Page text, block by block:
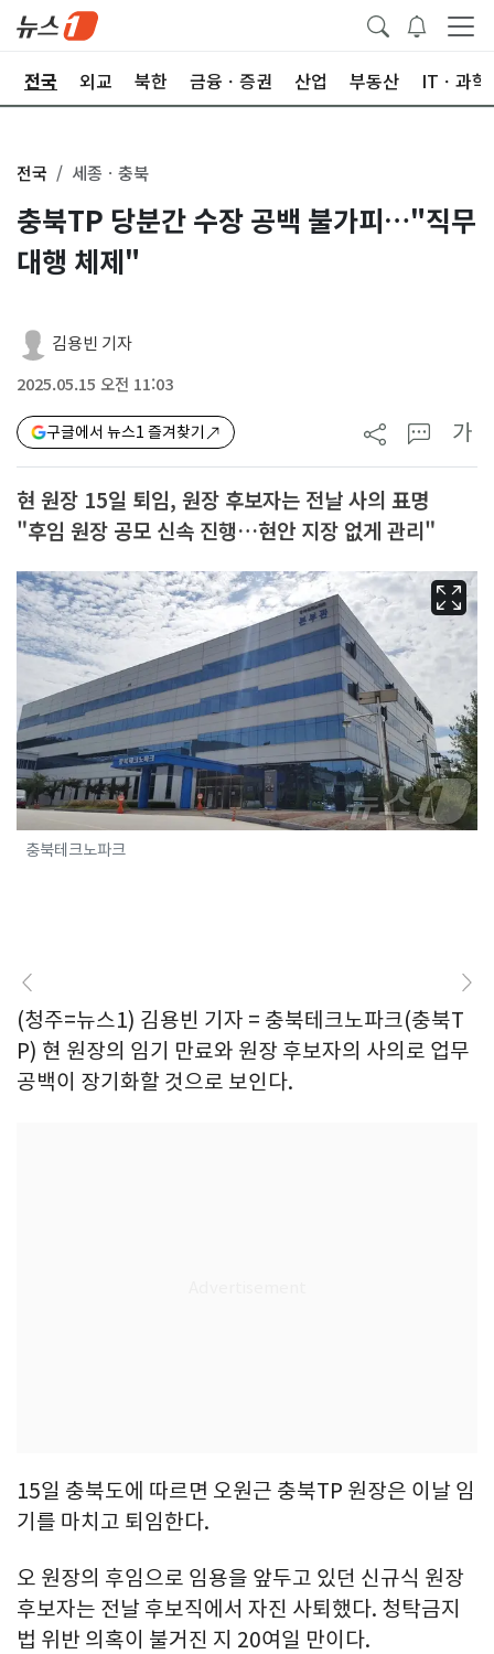
전국 외교 북한 금융ㆍ증권 산업 부동산 ITㆍ과학
전국 세종ㆍ충북
충북TP 당분간 수장 공백 불가피…"직무
대행 체제"
김용빈 기자
2025.05.15 오전 11:03
구글에서 뉴스1 즐겨찾기 가
현 원장 15일 퇴임, 원장 후보자는 전날 사의 표명
"후임 원장 공모 신속 진행…현안 지장 없게 관리"
충북테크노파크
(청주=뉴스1) 김용빈 기자 = 충북테크노파크(충북T
P) 현 원장의 임기 만료와 원장 후보자의 사의로 업무
공백이 장기화할 것으로 보인다.
15일 충북도에 따르면 오원근 충북TP 원장은 이날 임
기를 마치고 퇴임한다.
오 원장의 후임으로 임용을 앞두고 있던 신규식 원장
후보자는 전날 후보직에서 자진 사퇴했다. 청탁금지
법 위반 의혹이 불거진 지 20여일 만이다.